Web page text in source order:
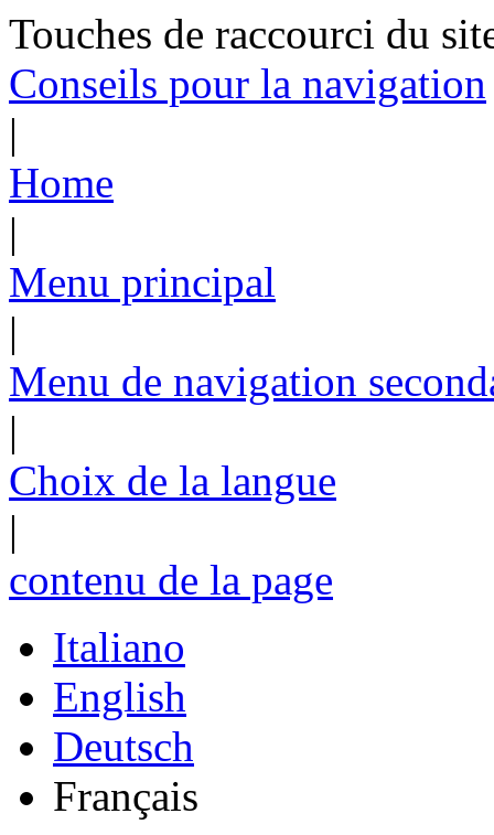
Touches de raccourci du
Conseils pour la navigation
|
Home
|
Menu principal
|
Menu de navigation
|
Choix de la langue
|
contenu de la page
Italiano
English
Deutsch
Français